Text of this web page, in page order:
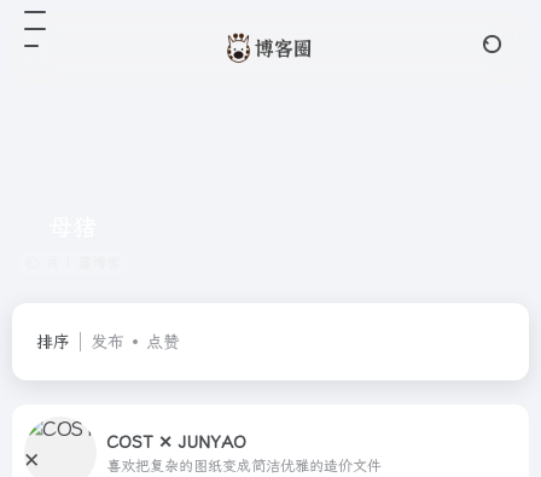
排序 发布 点赞
COST ✕ JUNYAO
喜欢把复杂的图纸变成简洁优雅的造价文件